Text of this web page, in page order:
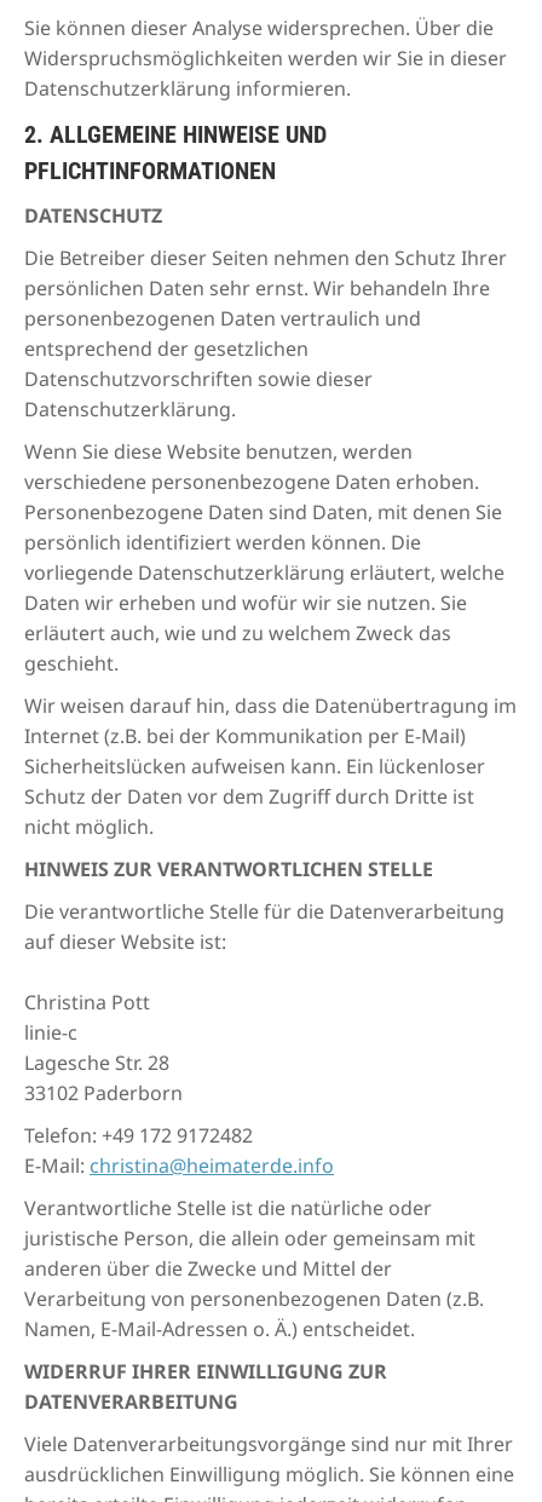
Sie können dieser Analyse widersprechen. Über die
Widerspruchsmöglichkeiten werden wir Sie in dieser
Datenschutzerklärung informieren.
2. ALLGEMEINE HINWEISE UND
PFLICHTINFORMATIONEN
DATENSCHUTZ
Die Betreiber dieser Seiten nehmen den Schutz Ihrer
persönlichen Daten sehr ernst. Wir behandeln Ihre
personenbezogenen Daten vertraulich und
entsprechend der gesetzlichen
Datenschutzvorschriften sowie dieser
Datenschutzerklärung.
Wenn Sie diese Website benutzen, werden
verschiedene personenbezogene Daten erhoben.
Personenbezogene Daten sind Daten, mit denen Sie
persönlich identifiziert werden können. Die
vorliegende Datenschutzerklärung erläutert, welche
Daten wir erheben und wofür wir sie nutzen. Sie
erläutert auch, wie und zu welchem Zweck das
geschieht.
Wir weisen darauf hin, dass die Datenübertragung im
Internet (z.B. bei der Kommunikation per E-Mail)
Sicherheitslücken aufweisen kann. Ein lückenloser
Schutz der Daten vor dem Zugriff durch Dritte ist
nicht möglich.
HINWEIS ZUR VERANTWORTLICHEN STELLE
Die verantwortliche Stelle für die Datenverarbeitung
auf dieser Website ist:
Christina Pott
linie-c
Lagesche Str. 28
33102 Paderborn
Telefon: +49 172 9172482
E-Mail: christina@heimaterde.info
Verantwortliche Stelle ist die natürliche oder
juristische Person, die allein oder gemeinsam mit
anderen über die Zwecke und Mittel der
Verarbeitung von personenbezogenen Daten (z.B.
Namen, E-Mail-Adressen o. Ä.) entscheidet.
WIDERRUF IHRER EINWILLIGUNG ZUR
DATENVERARBEITUNG
Viele Datenverarbeitungsvorgänge sind nur mit Ihrer
ausdrücklichen Einwilligung möglich. Sie können eine